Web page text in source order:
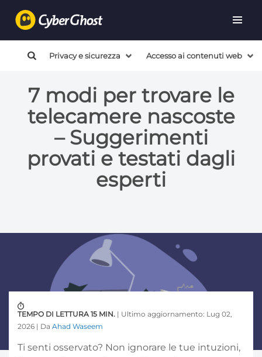
Privacy e sicurezza Accesso ai contenuti web
7 modi per trovare le
telecamere nascoste
– Suggerimenti
provati e testati dagli
esperti
TEMPO DI LETTURA 15 MIN. | Ultimo aggiornamento: Lug 02,
2026 | Da Ahad Waseem
Ti senti osservato? Non ignorare le tue intuzioni,